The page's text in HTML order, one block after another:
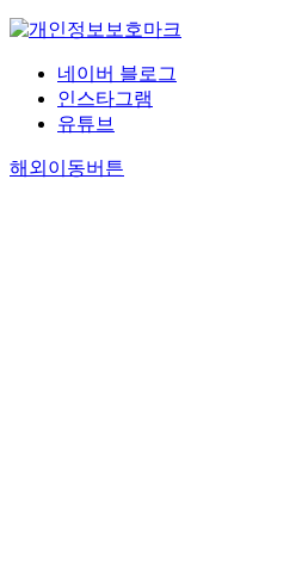
네이버 블로그
인스타그램
유튜브
해외이동버튼